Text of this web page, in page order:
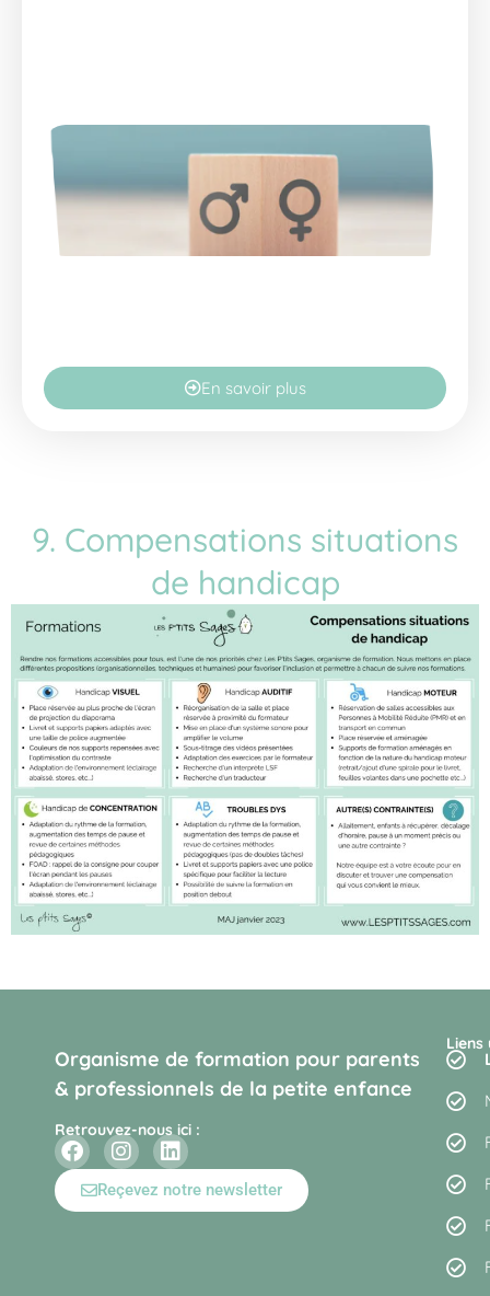
En savoir plus
9. Compensations situations
de handicap
Organisme de formation pour parents
& professionnels de la petite enfance
Retrouvez-nous ici :
Reçevez notre newsletter
Liens